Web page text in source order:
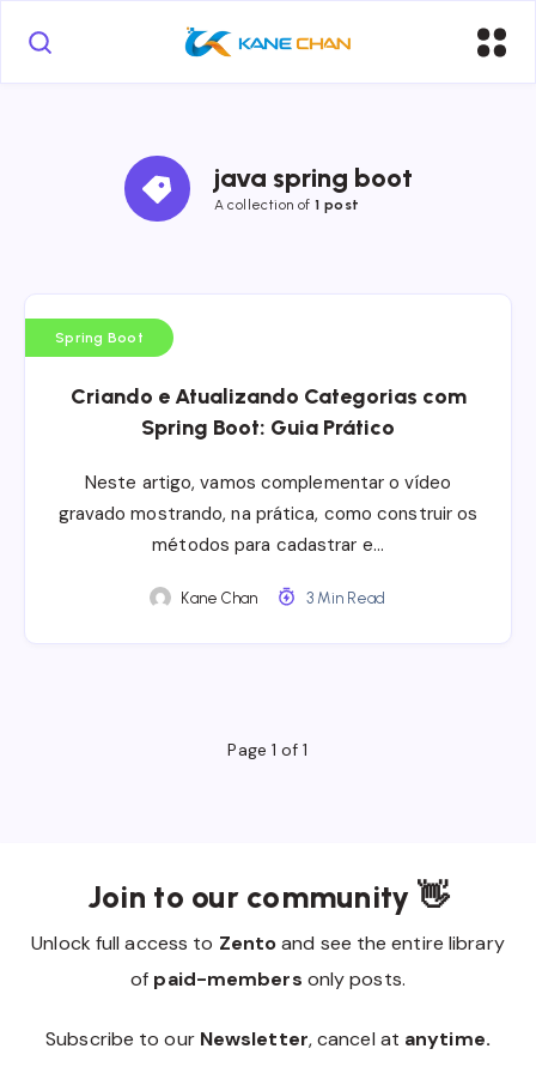
java spring boot
A collection of 1 post
Spring Boot
Criando e Atualizando Categorias com
Spring Boot: Guia Prático
Neste artigo, vamos complementar o vídeo
gravado mostrando, na prática, como construir os
métodos para cadastrar e…
Kane Chan 3 Min Read
Page 1 of 1
Join to our community 👋
Unlock full access to Zentoand see the entire library
of paid-members only posts.
Subscribe to our Newsletter, cancel at anytime.